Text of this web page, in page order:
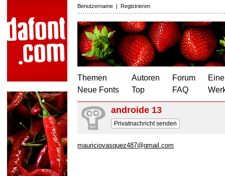
Benutzername | Registrieren
Themen
Neue Fonts
Autoren
Top
Forum
FAQ
androide 13
Privatnachricht senden
mauriciovasquez487@gmail.com